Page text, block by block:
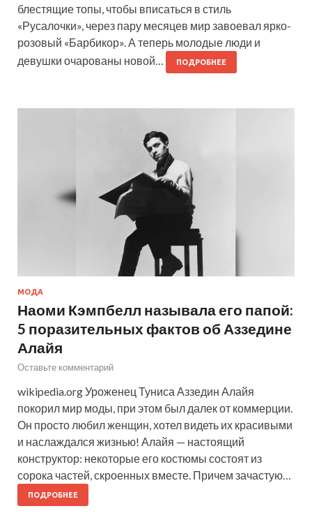
блестящие топы, чтобы вписаться в стиль
«Русалочки», через пару месяцев мир завоевал ярко-
розовый «Барбикор». А теперь молодые люди и
девушки очарованы новой…
ПОДРОБНЕЕ
МОДА
Наоми Кэмпбелл называла его папой:
5 поразительных фактов об Аззедине
Алайя
Оставьте комментарий
wikipedia.org Уроженец Туниса Аззедин Алайя
покорил мир моды, при этом был далек от коммерции.
Он просто любил женщин, хотел видеть их красивыми
и наслаждался жизнью! Алайя — настоящий
конструктор: некоторые его костюмы состоят из
сорока частей, скроенных вместе. Причем зачастую…
ПОДРОБНЕЕ